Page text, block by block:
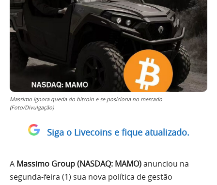
Massimo ignora queda do bitcoin e se posiciona no mercado
(Foto/Divulgação)
Siga o Livecoins e fique atualizado.
A Massimo Group (NASDAQ: MAMO)anunciou na
segunda-feira (1) sua nova política de gestão